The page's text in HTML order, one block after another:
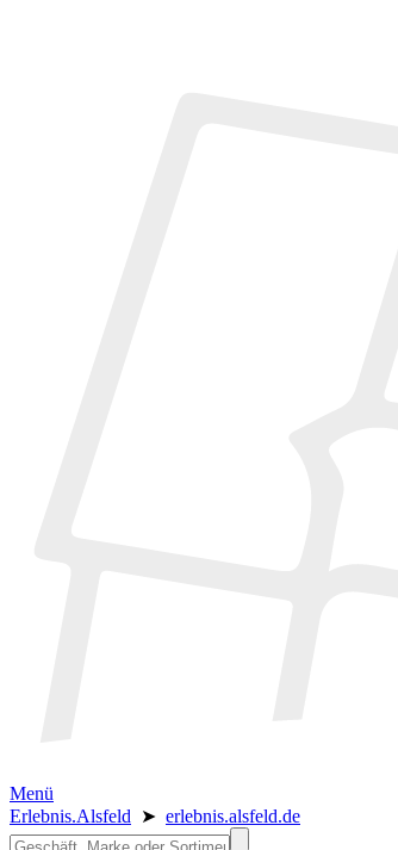
Menü
Erlebnis.Alsfeld ➤ erlebnis.alsfeld.de